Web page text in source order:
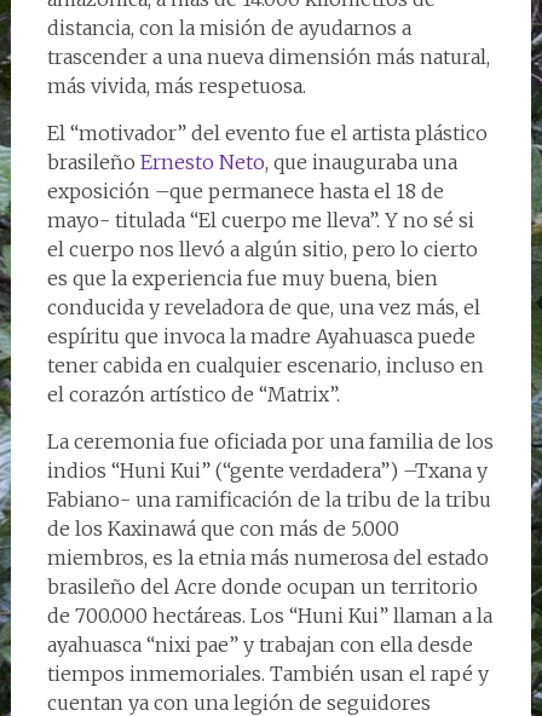
distancia, con la misión de ayudarnos a
trascender a una nueva dimensión más natural,
más vivida, más respetuosa.
El “motivador” del evento fue el artista plástico
brasileño Ernesto Neto, que inauguraba una
exposición –que permanece hasta el 18 de
mayo- titulada “El cuerpo me lleva”. Y no sé si
el cuerpo nos llevó a algún sitio, pero lo cierto
es que la experiencia fue muy buena, bien
conducida y reveladora de que, una vez más, el
espíritu que invoca la madre Ayahuasca puede
tener cabida en cualquier escenario, incluso en
el corazón artístico de “Matrix”.
La ceremonia fue oficiada por una familia de los
indios “Huni Kui” (“gente verdadera”) –Txana y
Fabiano- una ramificación de la tribu de la tribu
de los Kaxinawá que con más de 5.000
miembros, es la etnia más numerosa del estado
brasileño del Acre donde ocupan un territorio
de 700.000 hectáreas. Los “Huni Kui” llaman a la
ayahuasca “nixi pae” y trabajan con ella desde
tiempos inmemoriales. También usan el rapé y
cuentan ya con una legión de seguidores